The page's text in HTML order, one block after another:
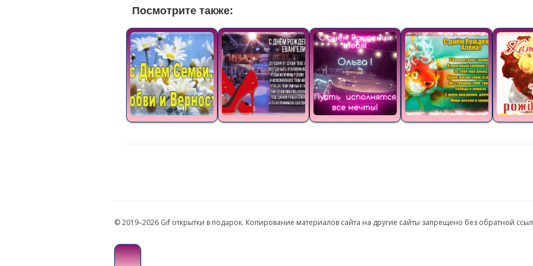
Посмотрите также:
© 2019–2026 Gif открытки в подарок. Копирование материалов сайта на другие сайты запрещено без обратной